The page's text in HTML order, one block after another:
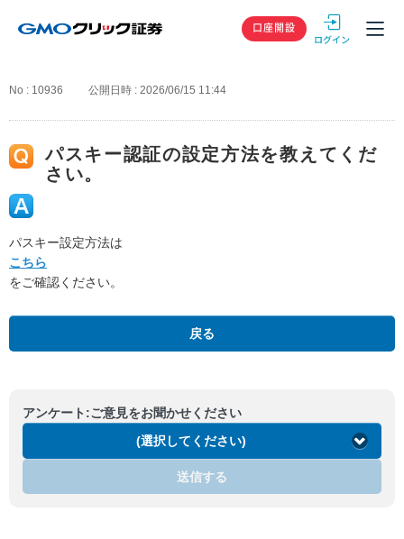
GMOクリック
口座開設
No : 10936 公開日時 : 2026/06/15 11:44
パスキー認証の設定方法を教えてくだ
さい。
パスキー設定方法は
こちら
をご確認ください。
戻る
アンケート:ご意見をお聞かせください
(選択してください)
送信する